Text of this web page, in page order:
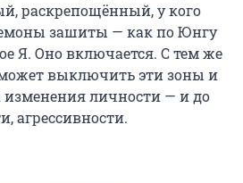
раскрепощённый, у кого
зашиты — как по Юнгу
Я. Оно включается. С тем же
выключить эти зоны и
изменения личности — и до
агрессивности.